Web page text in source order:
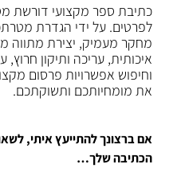
כתיבת ספר מקצועי דורשת
לפרטים. על ידי הגדרת
מחקר מעמיק, יצירת מתווה
איכותית, עריכה ותיקון
וחיפוש אפשרויות פרסום
את מומחיותכם ותשוקתכם.
אם ברצונך להתייעץ איתי,
הכתיבה שלך…